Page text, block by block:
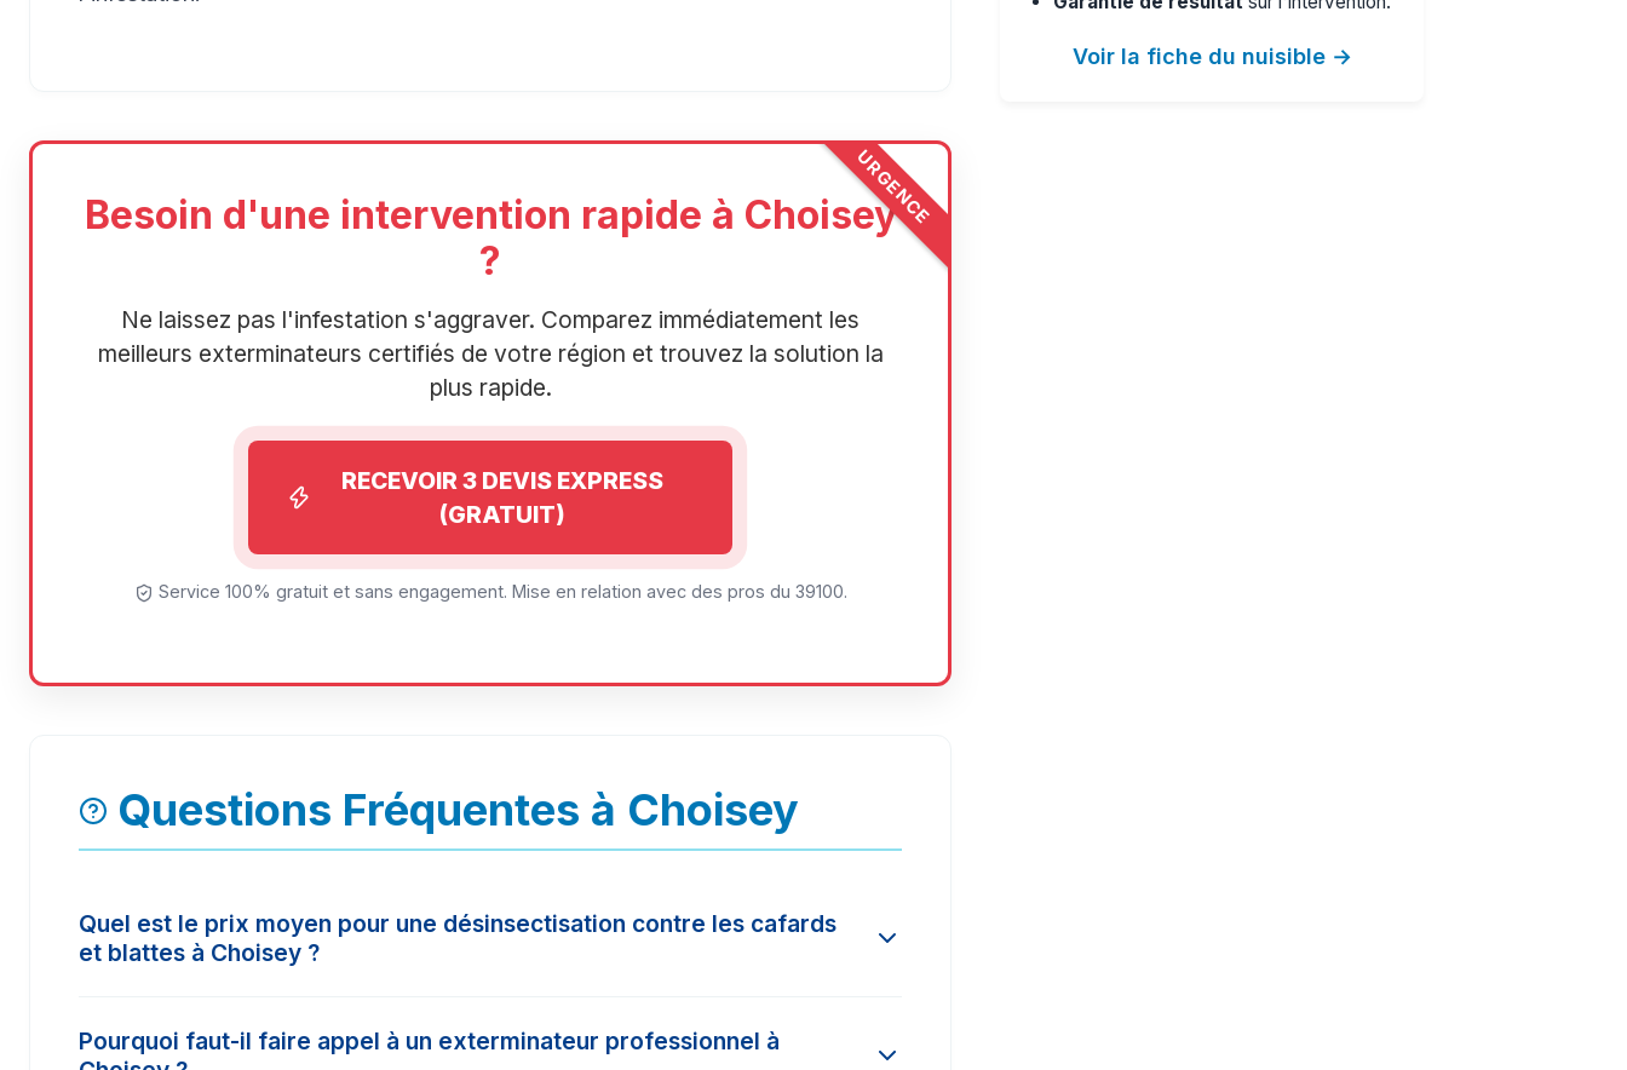
URGENCE
Besoin d'une intervention rapide à Choisey
?
Ne laissez pas l'infestation s'aggraver. Comparez immédiatement les
meilleurs exterminateurs certifiés de votre région et trouvez la solution la
plus rapide.
RECEVOIR 3 DEVIS EXPRESS
(GRATUIT)
Service 100% gratuit et sans engagement. Mise en relation avec des pros du 39100.
Questions Fréquentes à Choisey
Quel est le prix moyen pour une désinsectisation contre les cafards
et blattes à Choisey ?
surface à traiter. En moyenne, les prix constatés dans la région varient entre 150€
Pourquoi faut-il faire appel à un exterminateur professionnel à
Voir la fiche du nuisible →